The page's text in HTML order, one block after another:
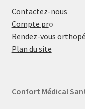
Contactez-nous
Compte pro
Rendez-vous
Plan du site
Confort Médical